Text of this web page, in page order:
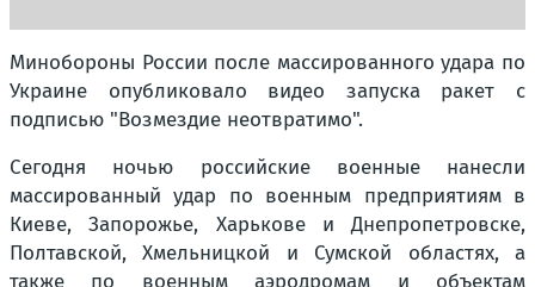
Минобороны России после массированного удара по
Украине опубликовало видео запуска ракет с
подписью "Возмездие неотвратимо".
Сегодня ночью российские военные нанесли
массированный удар по военным предприятиям в
Киеве, Запорожье, Харькове и Днепропетровске,
Полтавской, Хмельницкой и Сумской областях, а
также по военным аэродромам и объектам